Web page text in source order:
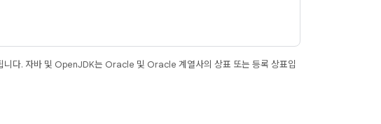
니다. 자바 및 OpenJDK는 Oracle 및 Oracle 계열사의 상표 또는 등록 상표입